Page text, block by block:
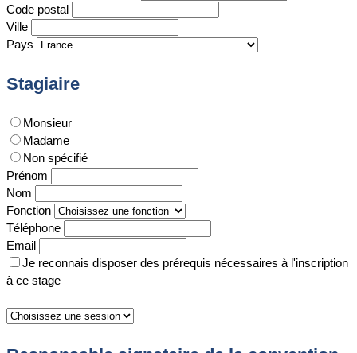
Code postal
Ville
Pays
Stagiaire
Monsieur
Madame
Non spécifié
Prénom
Nom
Fonction
Téléphone
Email
Je reconnais disposer des prérequis nécessaires à l'inscription
à ce stage